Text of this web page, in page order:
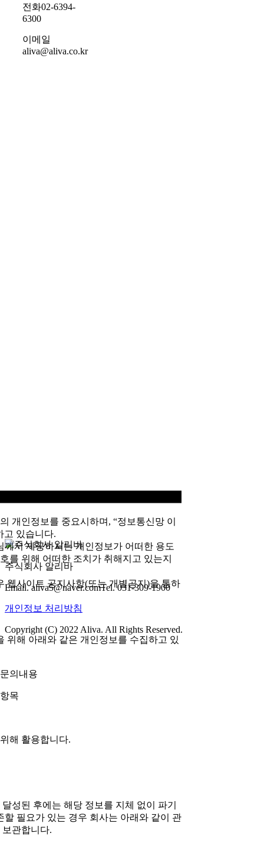
전화02-6394-
6300
이메일
aliva@aliva.co.kr
주식회사 알리바
Email. aliva5@naver.comTel. 031-309-1900
개인정보 처리방침
Copyright (C) 2022 Aliva. All Rights Reserved.
개인정보를 중요시하며, “정보통신망 이
있습니다.
서 제공하시는 개인정보가 어떠한 용도
를 위해 어떠한 조치가 취해지고 있는지
웹사이트 공지사항(또는 개별공지)을 통하
위해 아래와 같은 개인정보를 수집하고 있
의내용
목
해 활용합니다.
성된 후에는 해당 정보를 지체 없이 파기
필요가 있는 경우 회사는 아래와 같이 관
관합니다.